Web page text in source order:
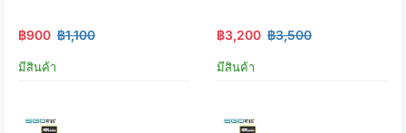
฿900 ฿1,100
มีสินค้า
฿3,200 ฿3,500
มีสินค้า